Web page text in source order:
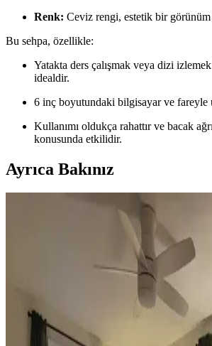
Renk: Ceviz rengi, estetik bir görünüm
Bu sehpa, özellikle:
Yatakta ders çalışmak veya dizi
idealdir.
6 inç boyutundaki bilgisayar ve fareyle
Kullanımı oldukça rahattır ve bacak
konusunda etkilidir.
Ayrıca Bakınız
Koltuk ve Aksesuar Sandalyelerde
Dekorasyonda Görsel Denge
Koltuk ve aksesuar sandalyelerde renk
yol açabilir. Halı, perde, yastık ve mobilya
dengelenerek mekanın estetik bütünlüğü
Ev Dekorasyonunda Denge ve
Uyumu, Mobilya Yerleşimi ve